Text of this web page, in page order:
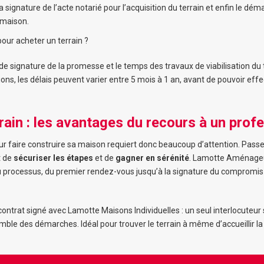
signature de l’acte notarié pour l’acquisition du terrain et enfin le
acheter un terrain ?
signature de la promesse et le temps des travaux de viabilisation
les délais peuvent varier entre 5 mois à 1 an, avant de pouvoir
: les avantages du recours à un
faire construire sa maison requiert donc beaucoup d’attention.
de sécuriser les étapes et de gagner en sérénité . Lamotte
du premier rendez-vous jusqu’à la signature du
signé avec Lamotte Maisons Individuelles : un seul
des démarches. Idéal pour trouver le terrain à même d’accueillir